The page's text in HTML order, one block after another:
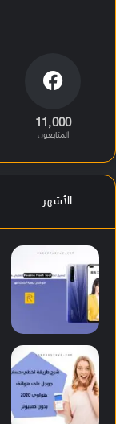
11٬000
المتابعون
الأشهر